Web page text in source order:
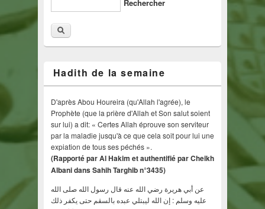
Rechercher
Hadith de la semaine
D'après Abou Houreira (qu'Allah l'agrée), le
Prophète (que la prière d'Allah et Son salut soient
sur lui) a dit: « Certes Allah éprouve son serviteur
par la maladie jusqu'à ce que cela soit pour lui une
expiation de tous ses péchés ».
(Rapporté par Al Hakim et authentifié par Cheikh
Albani dans Sahih Targhib n°3435)
عن أبي هريرة رضي الله عنه قال رسول الله صلى الله
عليه وسلم : إن الله ليبتلي عبده بالسقم حتى يكفر ذلك